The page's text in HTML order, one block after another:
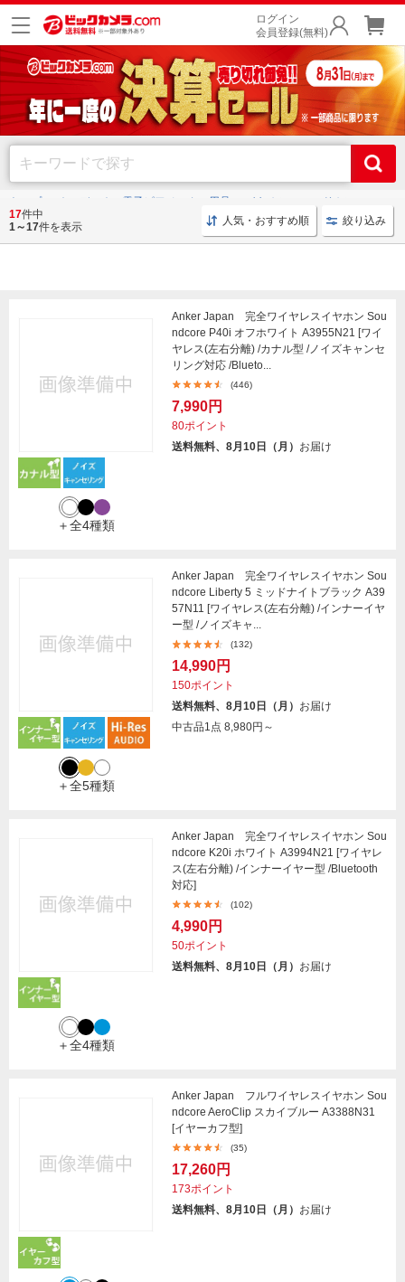
ログイン
会員登録(無料)
トップ オーディオ・電子ピアノ・カー用品 イヤホン・ヘッドホン
イヤホン・ヘッドホン
17件中
1～17件を表示 人気・おすすめ順 絞り込み
＋全4種類
Anker Japan 完全ワイヤレスイヤホン Sou
ndcore P40i オフホワイト A3955N21 [ワイ
ヤレス(左右分離) /カナル型 /ノイズキャンセ
リング対応 /Blueto...
(446)
7,990円
80ポイント
送料無料、8月10日（月） お届け
＋全5種類
Anker Japan 完全ワイヤレスイヤホン Sou
ndcore Liberty 5 ミッドナイトブラック A39
57N11 [ワイヤレス(左右分離) /インナーイヤ
ー型 /ノイズキャ...
(132)
14,990円
150ポイント
送料無料、8月10日（月） お届け
中古品1点 8,980円～
＋全4種類
Anker Japan 完全ワイヤレスイヤホン Sou
ndcore K20i ホワイト A3994N21 [ワイヤレ
ス(左右分離) /インナーイヤー型 /Bluetooth
対応]
(102)
4,990円
50ポイント
送料無料、8月10日（月） お届け
Anker Japan フルワイヤレスイヤホン Sou
ndcore AeroClip スカイブルー A3388N31
[イヤーカフ型]
(35)
17,260円
173ポイント
送料無料、8月10日（月） お届け